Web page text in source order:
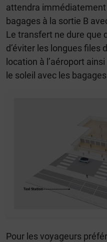
attendra
bagages à la sortie B
Le transfert ne dure que
d’éviter les longues files
location à l’aéroport
le soleil avec les
Pour les voyageurs